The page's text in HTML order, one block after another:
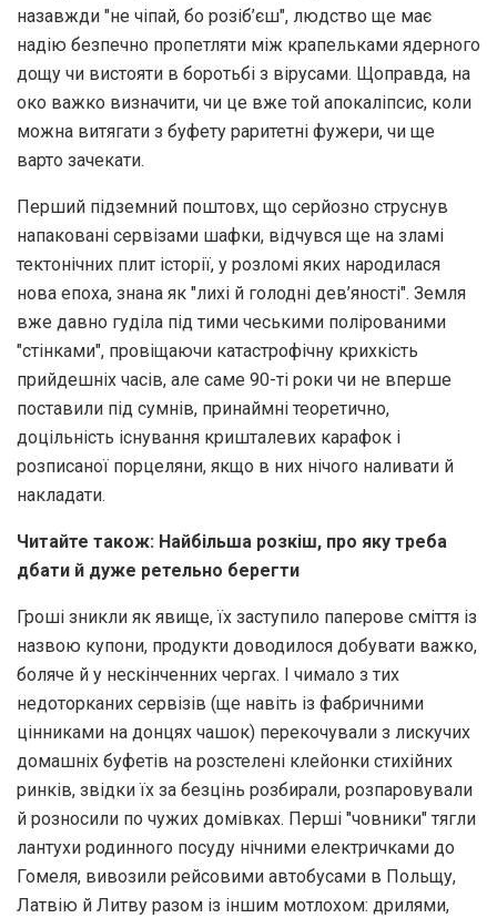
назавжди "не чіпай, бо розіб’єш", людство ще має
надію безпечно пропетляти між крапельками ядерного
дощу чи вистояти в боротьбі з вірусами. Щоправда, на
око важко визначити, чи це вже той апокаліпсис, коли
можна витягати з буфету раритетні фужери, чи ще
варто зачекати.
Перший підземний поштовх, що серйозно струснув
напаковані сервізами шафки, відчувся ще на зламі
тектонічних плит історії, у розломі яких народилася
нова епоха, знана як "лихі й голодні дев’яності". Земля
вже давно гуділа під тими чеськими полірованими
"стінками", провіщаючи катастрофічну крихкість
прийдешніх часів, але саме 90-ті роки чи не вперше
поставили під сумнів, принаймні теоретично,
доцільність існування кришталевих карафок і
розписаної порцеляни, якщо в них нічого наливати й
накладати.
Читайте також: Найбільша розкіш, про яку треба
дбати й дуже ретельно берегти
Гроші зникли як явище, їх заступило паперове сміття із
назвою купони, продукти доводилося добувати важко,
боляче й у нескінченних чергах. І чимало з тих
недоторканих сервізів (ще навіть із фабричними
цінниками на донцях чашок) перекочували з лискучих
домашніх буфетів на розстелені клейонки стихійних
ринків, звідки їх за безцінь розбирали, розпаровували
й розносили по чужих домівках. Перші "човники" тягли
лантухи родинного посуду нічними електричками до
Гомеля, вивозили рейсовими автобусами в Польщу,
Латвію й Литву разом із іншим мотлохом: дрилями,